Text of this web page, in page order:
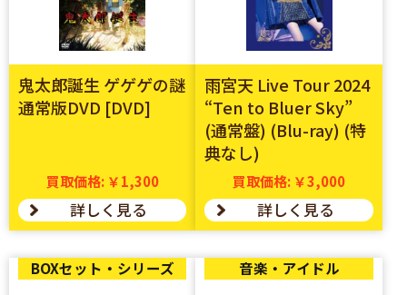
鬼太郎誕生 ゲゲゲの謎
通常版DVD [DVD]
買取価格: ￥1,300
詳しく見る
雨宮天 Live Tour 2024
“Ten to Bluer Sky”
(通常盤) (Blu-ray) (特
典なし)
買取価格: ￥3,000
詳しく見る
BOXセット・シリーズ 音楽・アイドル